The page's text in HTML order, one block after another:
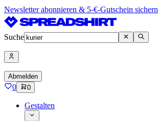
Newsletter abonnieren & 5-€-Gutschein sichern
Suche
Abmelden
0 0
Gestalten